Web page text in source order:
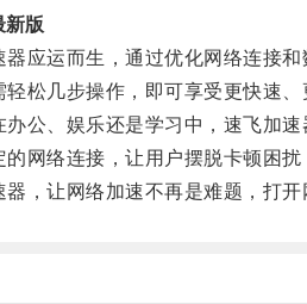
新版
运而生，通过优化网络连接和
几步操作，即可享受更快速、
、娱乐还是学习中，速飞加速
络连接，让用户摆脱卡顿困扰
让网络加速不再是难题，打开